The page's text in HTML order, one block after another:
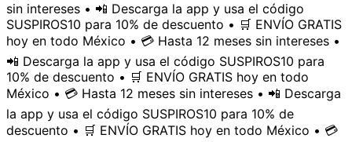
sin intereses • 📲 Descarga la app y usa el código
SUSPIROS10 para 10% de descuento • 🛒 ENVÍO GRATIS
hoy en todo México • 💳 Hasta 12 meses sin intereses •
📲 Descarga la app y usa el código SUSPIROS10 para
10% de descuento • 🛒 ENVÍO GRATIS hoy en todo
México • 💳 Hasta 12 meses sin intereses • 📲 Descarga
la app y usa el código SUSPIROS10 para 10% de
descuento • 🛒 ENVÍO GRATIS hoy en todo México • 💳